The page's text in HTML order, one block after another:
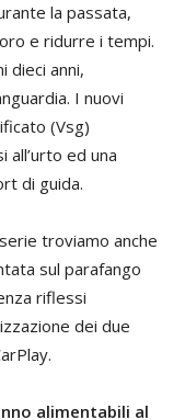
la passata,
e ridurre i tempi.
dieci anni,
I nuovi
(Vsg)
ed una
di guida.
troviamo anche
sul parafango
riflessi
dei due
alimentabili al